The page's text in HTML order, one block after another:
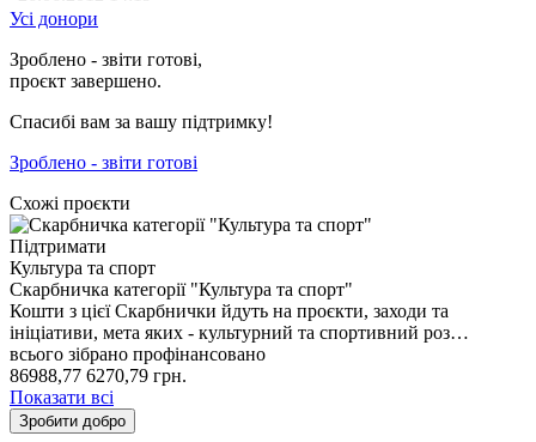
Усі донори
Зроблено - звіти готові,
проєкт завершено.
Спасибі вам за вашу підтримку!
Зроблено - звіти готові
Схожі проєкти
Підтримати
Культура та спорт
Скарбничка категорії "Культура та спорт"
Кошти з цієї Скарбнички йдуть на проєкти, заходи та
ініціативи, мета яких - культурний та спортивний роз…
всього зібрано профінансовано
86988,77 6270,79 грн.
Показати всі
Зробити добро